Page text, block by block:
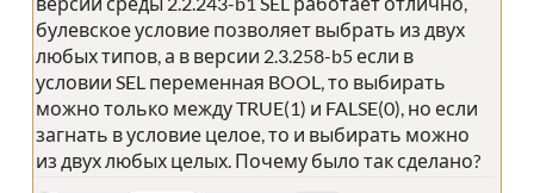
булевское условие позволяет выбрать из двух
любых типов, а в версии 2.3.258-b5 если в
условии SEL переменная BOOL, то выбирать
можно только между TRUE(1) и FALSE(0), но если
загнать в условие целое, то и выбирать можно
из двух любых целых. Почему было так сделано?